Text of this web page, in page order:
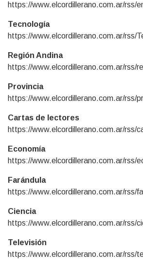
https://www.elcordillerano.com.ar/rss/
Tecnología
https://www.elcordillerano.com.ar/rss/
Región Andina
https://www.elcordillerano.com.ar/rss/
Provincia
https://www.elcordillerano.com.ar/rss/
Cartas de lectores
https://www.elcordillerano.com.ar/rss/
Economía
https://www.elcordillerano.com.ar/rss/
Farándula
https://www.elcordillerano.com.ar/rss/
Ciencia
https://www.elcordillerano.com.ar/rss/
Televisión
https://www.elcordillerano.com.ar/rss/